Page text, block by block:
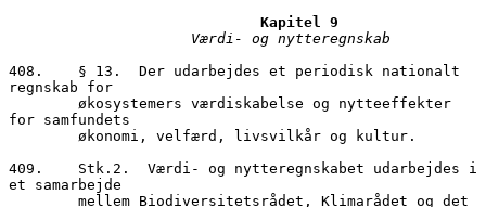
Kapitel 9
Værdi- og nytteregnskab
408.	§ 13.  Der udarbejdes et periodisk nationalt
regnskab for
for samfundets
409.	Stk.2.  Værdi- og nytteregnskabet udarbejdes i
et samarbejde